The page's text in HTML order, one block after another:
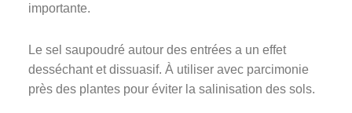
importante.
Le sel saupoudré autour des entrées a un effet
desséchant et dissuasif. À utiliser avec parcimonie
près des plantes pour éviter la salinisation des sols.